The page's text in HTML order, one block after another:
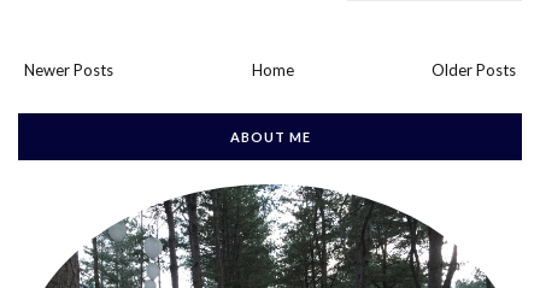
Newer Posts Older Posts
Home
ABOUT ME